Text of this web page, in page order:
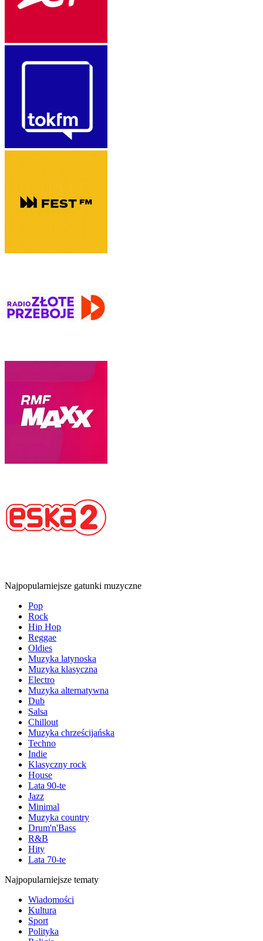
Najpopularniejsze gatunki muzyczne
Pop
Rock
Hip Hop
Reggae
Oldies
Muzyka latynoska
Muzyka klasyczna
Electro
Muzyka alternatywna
Dub
Salsa
Chillout
Muzyka chrześcijańska
Techno
Indie
Klasyczny rock
House
Lata 90-te
Jazz
Minimal
Muzyka country
Drum'n'Bass
R&B
Hity
Lata 70-te
Najpopularniejsze tematy
Wiadomości
Kultura
Sport
Polityka